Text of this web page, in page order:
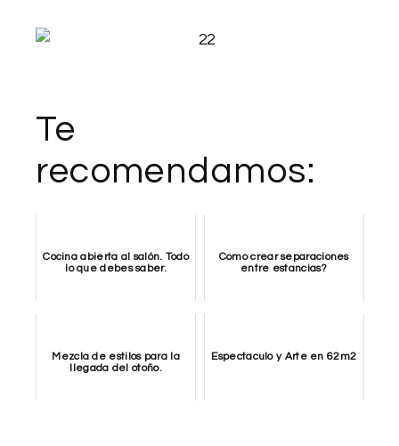
Te
recomendamos:
Cocina abierta al salón. Todo
lo que debes saber.
Como crear separaciones
entre estancias?
Mezcla de estilos para la
llegada del otoño.
Espectaculo y Arte en 62m2